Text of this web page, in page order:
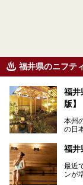
福井県のニフテ
福井
版】
本州
の日
る海
す。
2024
首都
福井
福井
最近
ンが